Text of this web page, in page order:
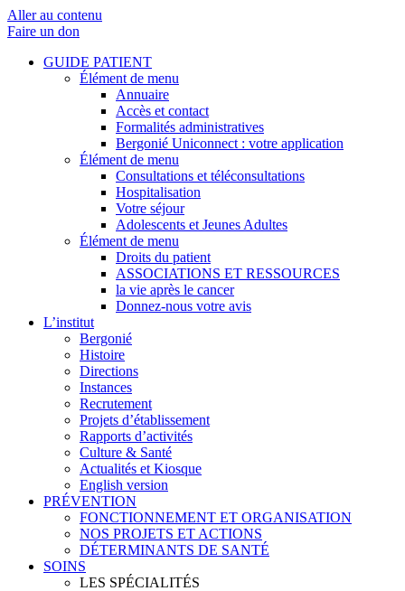
Aller au contenu
Faire un don
GUIDE PATIENT
Élément de menu
Annuaire
Accès et contact
Formalités administratives
Bergonié Uniconnect : votre application
Élément de menu
Consultations et téléconsultations
Hospitalisation
Votre séjour
Adolescents et Jeunes Adultes
Élément de menu
Droits du patient
ASSOCIATIONS ET RESSOURCES
la vie après le cancer
Donnez-nous votre avis
L’institut
Bergonié
Histoire
Directions
Instances
Recrutement
Projets d’établissement
Rapports d’activités
Culture & Santé
Actualités et Kiosque
English version
PRÉVENTION
FONCTIONNEMENT ET ORGANISATION
NOS PROJETS ET ACTIONS
DÉTERMINANTS DE SANTÉ
SOINS
LES SPÉCIALITÉS